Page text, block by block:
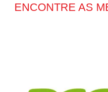
ENCONTRE AS